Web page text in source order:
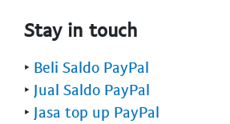
Stay in touch
‣ Beli Saldo PayPal
‣ Jual Saldo PayPal
‣ Jasa top up PayPal